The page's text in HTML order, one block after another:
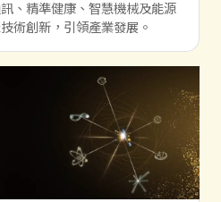
、精準健康、智慧機械及能源
術創新，引領產業發展。